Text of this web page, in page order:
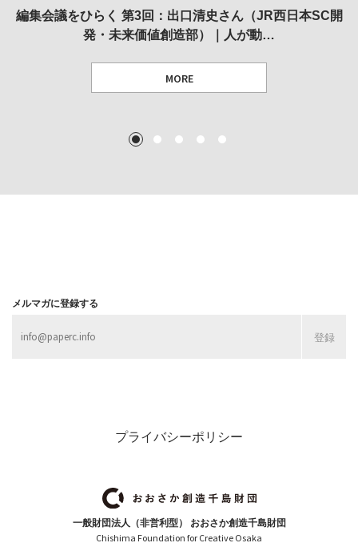
編集会議をひらく 第3回：出口清史さん（JR西日本SC開
発・未来価値創造部）｜人が動…
MORE
REVIEW｜果たして美術家・梅津庸一は、「大阪のゆかり
作家」となることができたのか…
REPORT｜博覧会の残像
MORE
REVIEW｜菊池聡太朗 個展「余りの風景」
MORE
REVIEW｜生の存在証明としての線——「ライフライン」
展
1 2 3 4 5
メルマガに登録する
プライバシーポリシー
一般財団法人（非営利型） おおさか創造千島財団
Chishima Foundation for Creative Osaka